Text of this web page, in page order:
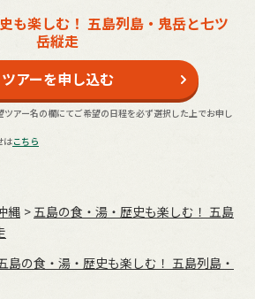
も楽しむ！ 五島列島・鬼岳と七ツ
岳縦走
ツアーを申し込む
アー名の欄にてご希望の日程を必ず選択した上でお申し
はこちら
縄
五島の食・湯・歴史も楽しむ！ 五島
島の食・湯・歴史も楽しむ！ 五島列島・